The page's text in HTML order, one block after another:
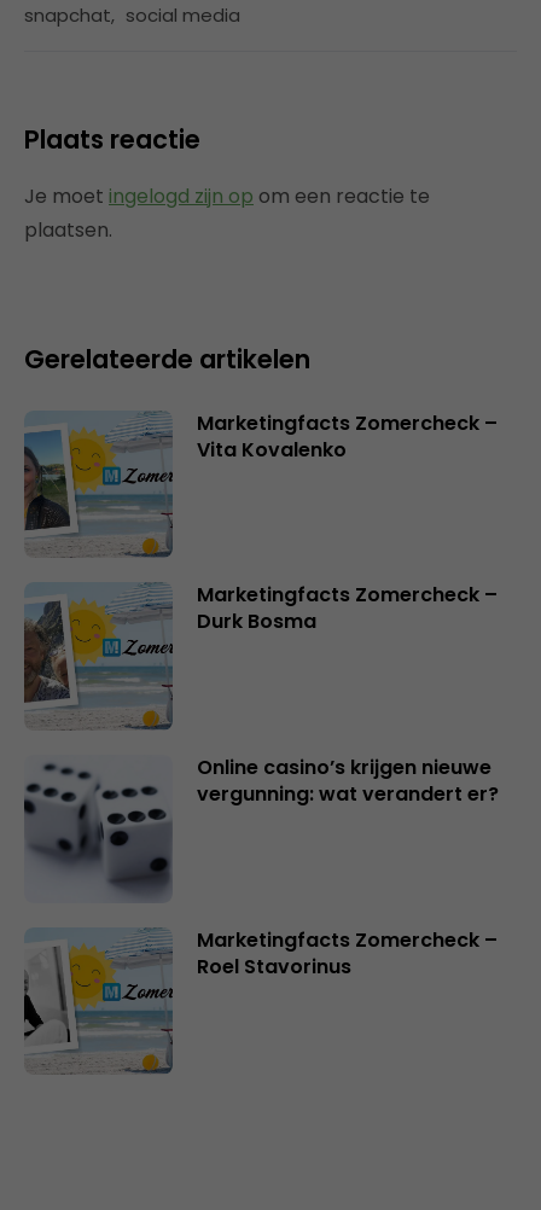
snapchat, social media
Plaats reactie
Je moet ingelogd zijn op om een reactie te
plaatsen.
Gerelateerde artikelen
Marketingfacts Zomercheck –
Vita Kovalenko
Marketingfacts Zomercheck –
Durk Bosma
Online casino’s krijgen nieuwe
vergunning: wat verandert er?
Marketingfacts Zomercheck –
Roel Stavorinus